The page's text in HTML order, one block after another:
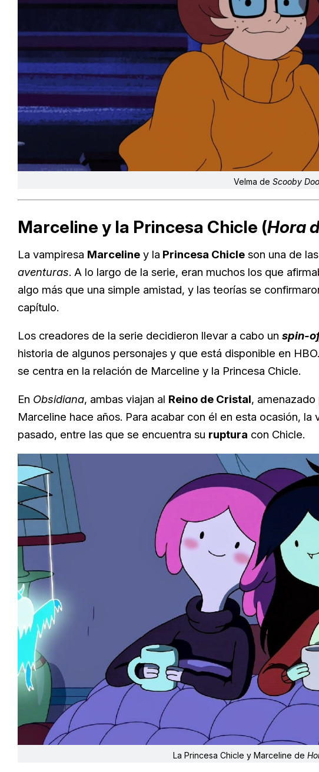
Velma de Scooby Doo
Marceline y la Princesa Chicle (Hora
La vampiresa Marceline y la Princesa Chicle son una de
aventuras. A lo largo de la serie, eran muchos los que
algo más que una simple amistad, y las teorías se
capítulo.
Los creadores de la serie decidieron llevar a cabo un spin-
historia de algunos personajes y que está disponible en HBO.
se centra en la relación de Marceline y la Princesa Chicle.
En Obsidiana, ambas viajan al Reino de Cristal,
Marceline hace años. Para acabar con él en esta ocasión,
pasado, entre las que se encuentra su ruptura con Chicle.
La Princesa Chicle y Marceline de